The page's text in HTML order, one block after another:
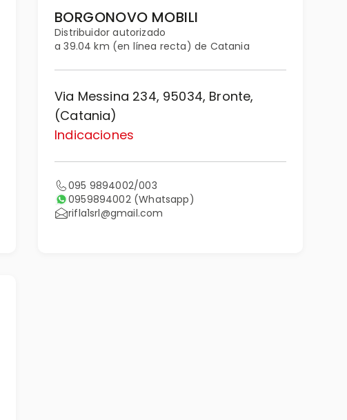
BORGONOVO MOBILI
Distribuidor autorizado
a 39.04 km (en línea recta) de Catania
Via Messina 234, 95034, Bronte,
(Catania)
Indicaciones
095 9894002/003
0959894002 (Whatsapp)
rifla1srl@gmail.com